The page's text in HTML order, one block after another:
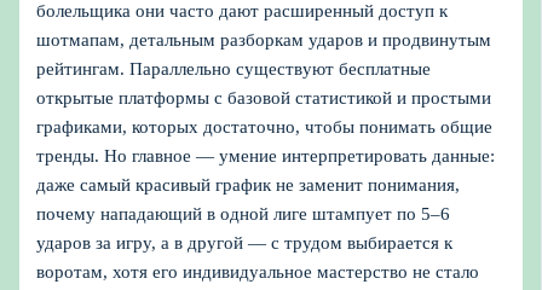
болельщика они часто дают расширенный доступ к
шотмапам, детальным разборкам ударов и продвинутым
рейтингам. Параллельно существуют бесплатные
открытые платформы с базовой статистикой и простыми
графиками, которых достаточно, чтобы понимать общие
тренды. Но главное — умение интерпретировать данные:
даже самый красивый график не заменит понимания,
почему нападающий в одной лиге штампует по 5–6
ударов за игру, а в другой — с трудом выбирается к
воротам, хотя его индивидуальное мастерство не стало